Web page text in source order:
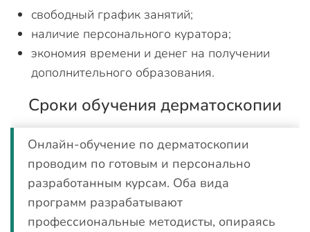
свободный график занятий;
наличие персонального куратора;
экономия времени и денег на получении
дополнительного образования.
Сроки обучения дерматоскопии
Онлайн-обучение по дерматоскопии
проводим по готовым и персонально
разработанным курсам. Оба вида
программ разрабатывают
профессиональные методисты, опираясь